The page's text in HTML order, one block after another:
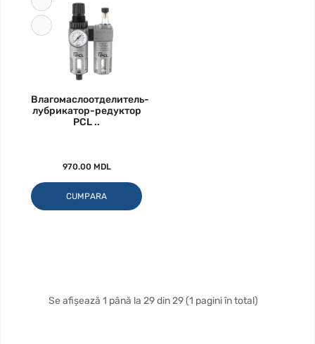
Влагомаслоотделитель-
лубрикатор-редуктор
PCL ..
970.00 MDL
CUMPARA
Se afișează 1 până la 29 din 29 (1 pagini în total)